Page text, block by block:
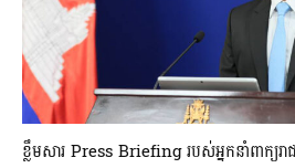
ខ្លឹមសារ Press Briefing របស់អ្នកនាំពាក្យរ